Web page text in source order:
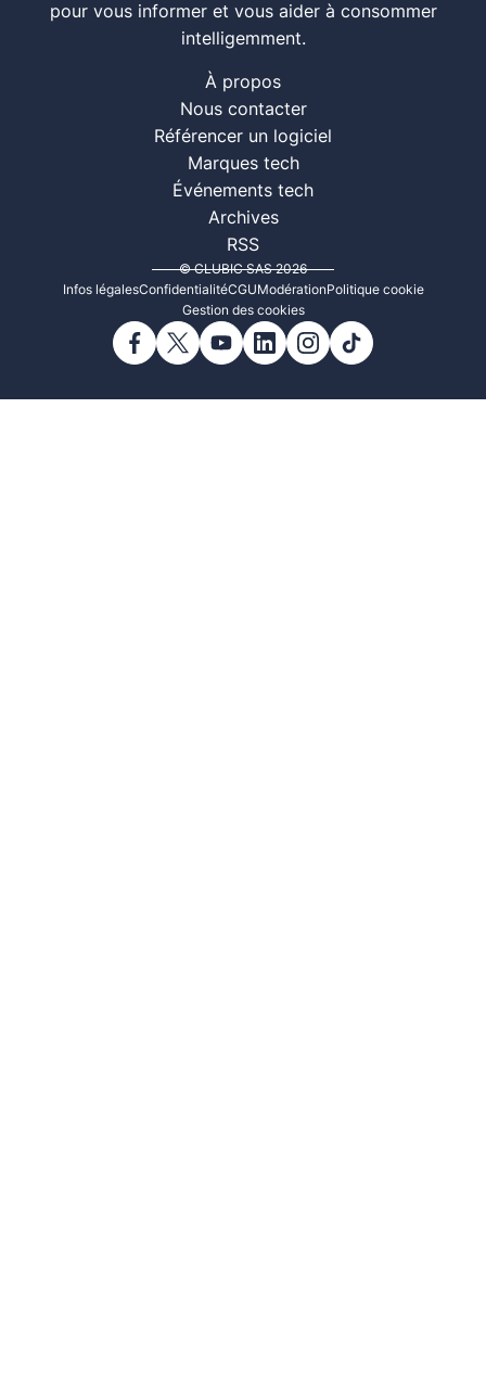
pour vous informer et vous aider à consommer
intelligemment.
À propos
Nous contacter
Référencer un logiciel
Marques tech
Événements tech
Archives
RSS
© CLUBIC SAS 2026
Infos légalesConfidentialitéCGUModérationPolitique cookie
Gestion des cookies